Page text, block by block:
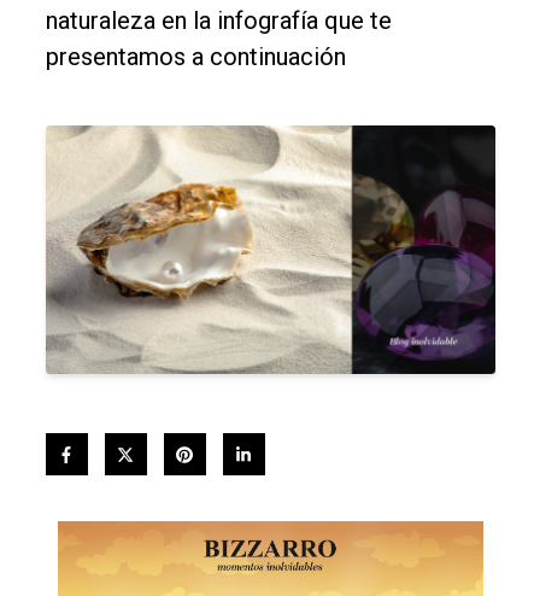
naturaleza en la infografía que te
presentamos a continuación